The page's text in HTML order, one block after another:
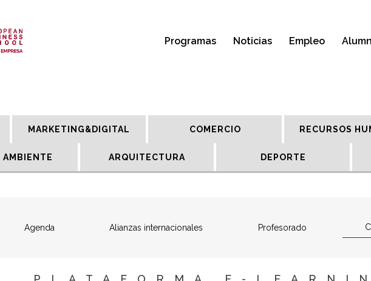
Programas Noticias Empleo
MARKETING&DIGITAL COMERCIO RECURSOS
AMBIENTE ARQUITECTURA DEPORTE
Agenda Alianzas internacionales Profesorado